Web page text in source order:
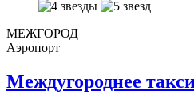
МЕЖГОРОД
Аэропорт
Междугороднее